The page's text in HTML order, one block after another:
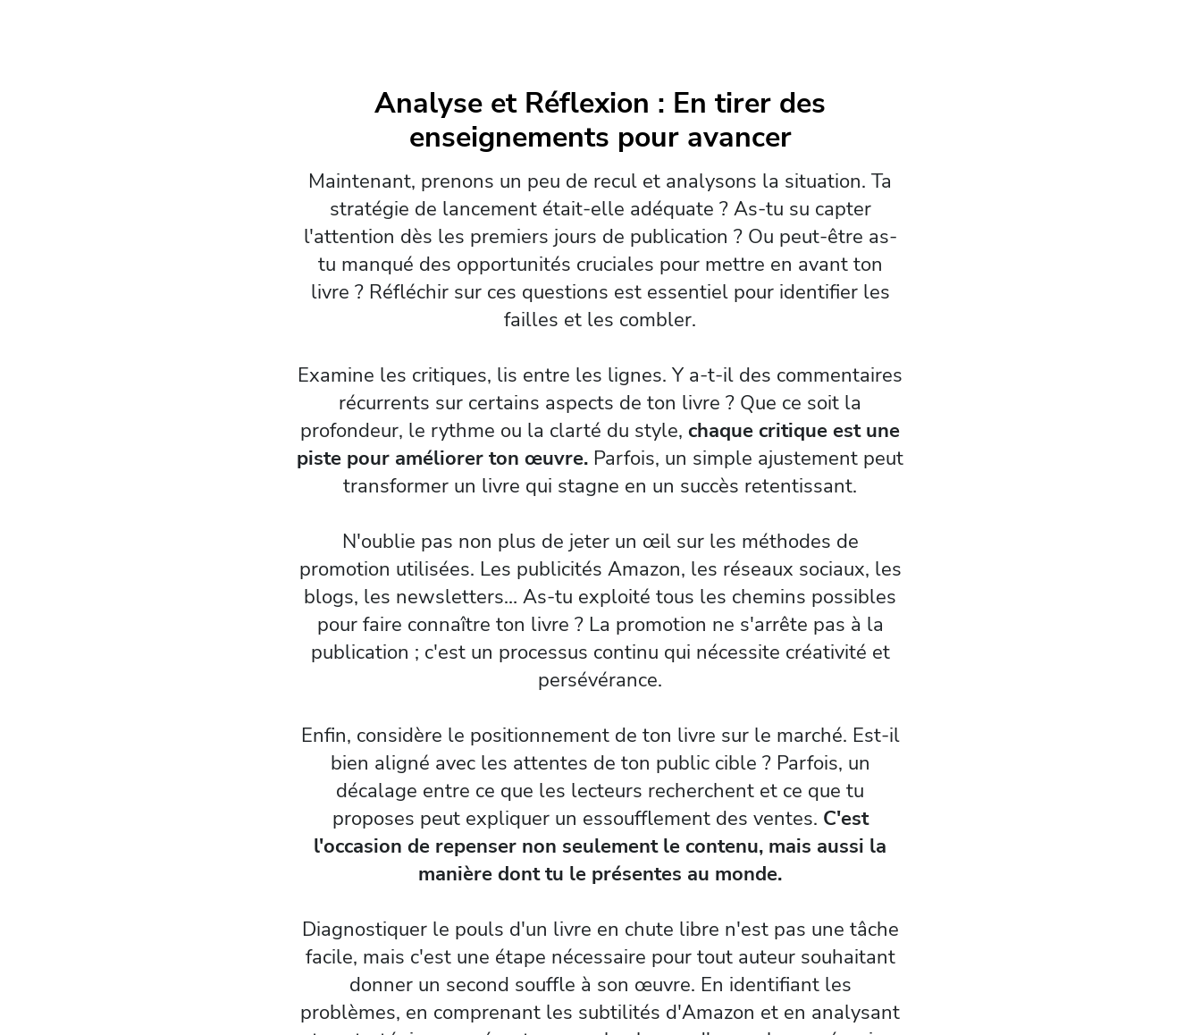
Analyse et Réflexion : En tirer des
enseignements pour avancer
Maintenant, prenons un peu de recul et analysons la situation. Ta
stratégie de lancement était-elle adéquate ? As-tu su capter
l'attention dès les premiers jours de publication ? Ou peut-être as-
tu manqué des opportunités cruciales pour mettre en avant ton
livre ? Réfléchir sur ces questions est essentiel pour identifier les
failles et les combler.
Examine les critiques, lis entre les lignes. Y a-t-il des commentaires
récurrents sur certains aspects de ton livre ? Que ce soit la
profondeur, le rythme ou la clarté du style,chaque critique est une
piste pour améliorer ton œuvre. Parfois, un simple ajustement peut
transformer un livre qui stagne en un succès retentissant.
N'oublie pas non plus de jeter un œil sur les méthodes de
promotion utilisées. Les publicités Amazon, les réseaux sociaux, les
blogs, les newsletters… As-tu exploité tous les chemins possibles
pour faire connaître ton livre ? La promotion ne s'arrête pas à la
publication ; c'est un processus continu qui nécessite créativité et
persévérance.
Enfin, considère le positionnement de ton livre sur le marché. Est-il
bien aligné avec les attentes de ton public cible ? Parfois, un
décalage entre ce que les lecteurs recherchent et ce que tu
proposes peut expliquer un essoufflement des ventes. C'est
l'occasion de repenser non seulement le contenu, mais aussi la
manière dont tu le présentes au monde.
Diagnostiquer le pouls d'un livre en chute libre n'est pas une tâche
facile, mais c'est une étape nécessaire pour tout auteur souhaitant
donner un second souffle à son œuvre. En identifiant les
problèmes, en comprenant les subtilités d'Amazon et en analysant